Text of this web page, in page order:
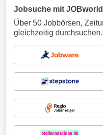
Jobsuche mit JOBworld
Über 50 Jobbörsen,
gleichzeitig durchsuchen.